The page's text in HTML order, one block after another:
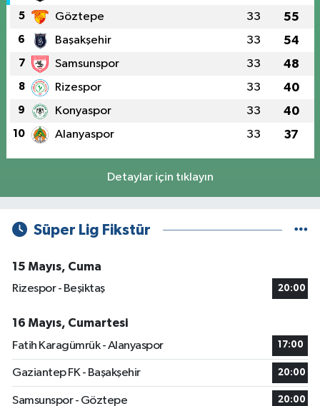
5 Göztepe 33 55
6 Başakşehir 33 54
7 Samsunspor 33 48
8 Rizespor 33 40
9 Konyaspor 33 40
10 Alanyaspor 33 37
Detaylar için tıklayın
Süper Lig Fikstür
15 Mayıs, Cuma
Rizespor - Beşiktaş
20:00
16 Mayıs, Cumartesi
Fatih Karagümrük - Alanyaspor
17:00
Gaziantep FK - Başakşehir 20:00
Samsunspor - Göztepe 20:00